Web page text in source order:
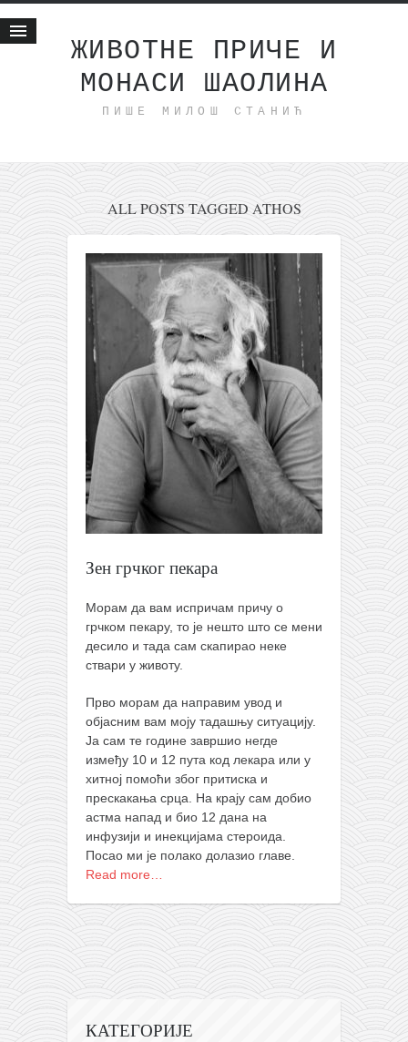
ЖИВОТНЕ ПРИЧЕ И
МОНАСИ ШАОЛИНА
ПИШЕ МИЛОШ СТАНИЋ
Животне приче
интернет пословање
исхраном до здравља
мој хаику
моменти и места
бонус садржај
светлопис
законоправило
духовни отац
православље
забрањена историја
ћирилица
породичне приче
прота Воја
уместо твитера
календар српски
азбуки и књиге
Окинава карате
моје белешке
историја каратеа
бубиши
карате
кихон
наиханчи
пасаи
темашивари
кобудо
ALL POSTS TAGGED ATHOS
Зен грчког пекара
Морам да вам испричам причу о
грчком пекару, то је нешто што се мени
десило и тада сам скапирао неке
ствари у животу.
Прво морам да направим увод и
објасним вам моју тадашњу ситуацију.
Ја сам те године завршио негде
између 10 и 12 пута код лекара или у
хитној помоћи због притиска и
прескакања срца. На крају сам добио
астма напад и био 12 дана на
инфузији и инекцијама стероида.
Посао ми је полако долазио главе.
Read more…
КАТЕГОРИЈЕ